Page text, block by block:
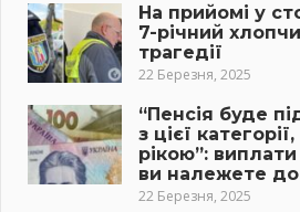
На прийомі у
7-річний
трагедії
22 Березня, 2025
“Пенсія буде
з цієї
рікою”:
ви належете до
22 Березня, 2025